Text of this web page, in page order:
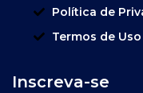
Política de
Termos de Uso
Inscreva-se